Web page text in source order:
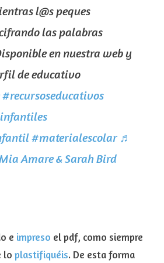
l@s peques
las palabras
en nuestra web y
de educativo
#recursoseducativos
#materialescolar ♬
Amare & Sarah Bird
e impreso el pdf, como siempre
lo plastifiquéis. De esta forma